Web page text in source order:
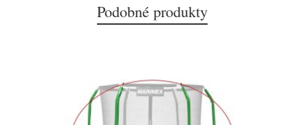
Podobné produkty